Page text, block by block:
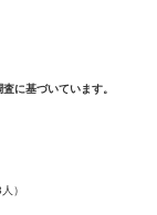
に基づいています。
）